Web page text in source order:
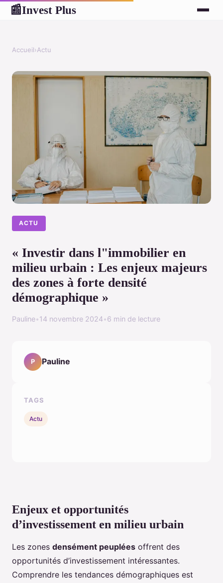
📰Invest Plus
Accueil›Actu
ACTU
« Investir dans l"immobilier en
milieu urbain : Les enjeux majeurs
des zones à forte densité
démographique »
Pauline•14 novembre 2024•6 min de lecture
Enjeux et opportunités
d’investissement en milieu urbain
Les zones densément peuplées offrent des
opportunités d’investissement intéressantes.
Comprendre les tendances démographiques est
P Pauline
TAGS
Actu